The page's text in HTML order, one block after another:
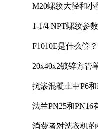
M20螺纹大径和小
1-1/4 NPT螺纹参
F1010E是什么管
20x40x2镀锌方管
抗渗混凝土中P6
法兰PN25和PN16
消费者对洗衣机